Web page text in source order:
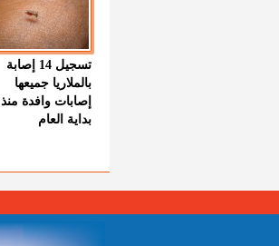
تسجيل 14 إصابة
بالملاريا جميعها
إصابات وافدة منذ
بداية العام